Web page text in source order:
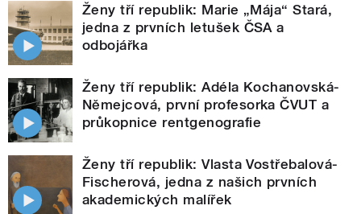
Ženy tří republik: Marie „Mája“ Stará,
jedna z prvních letušek ČSA a
odbojářka
Ženy tří republik: Adéla Kochanovská-
Němejcová, první profesorka ČVUT a
průkopnice rentgenografie
Ženy tří republik: Vlasta Vostřebalová-
Fischerová, jedna z našich prvních
akademických malířek